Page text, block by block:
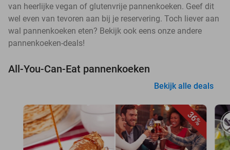
van heerlijke vegan of glutenvrije pannenkoeken. Geef dit
wel even van tevoren aan bij je reservering. Toch liever aan
wal pannenkoeken eten? Bekijk ook eens onze andere
pannenkoeken-deals!
All-You-Can-Eat pannenkoeken
Bekijk alle deals
36%